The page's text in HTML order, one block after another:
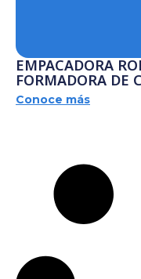
EMPACADORA
FORMADORA DE
Conoce más